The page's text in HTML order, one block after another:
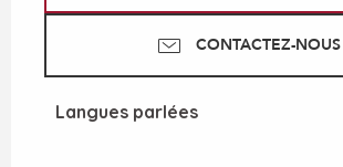
CONTACTEZ-NOUS
Langues parlées
Langues parlées